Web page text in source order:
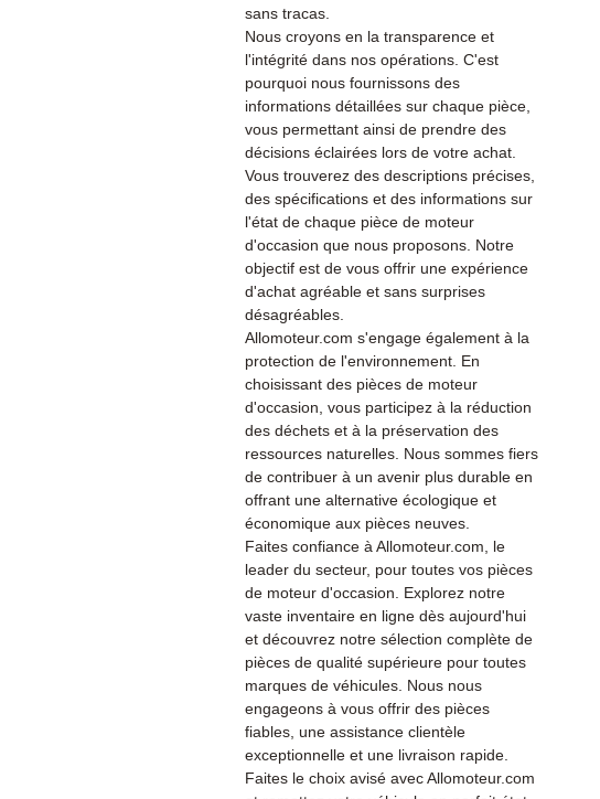
sans tracas.
Nous croyons en la transparence et
l'intégrité dans nos opérations. C'est
pourquoi nous fournissons des
informations détaillées sur chaque pièce,
vous permettant ainsi de prendre des
décisions éclairées lors de votre achat.
Vous trouverez des descriptions précises,
des spécifications et des informations sur
l'état de chaque pièce de moteur
d'occasion que nous proposons. Notre
objectif est de vous offrir une expérience
d'achat agréable et sans surprises
désagréables.
Allomoteur.com s'engage également à la
protection de l'environnement. En
choisissant des pièces de moteur
d'occasion, vous participez à la réduction
des déchets et à la préservation des
ressources naturelles. Nous sommes fiers
de contribuer à un avenir plus durable en
offrant une alternative écologique et
économique aux pièces neuves.
Faites confiance à Allomoteur.com, le
leader du secteur, pour toutes vos pièces
de moteur d'occasion. Explorez notre
vaste inventaire en ligne dès aujourd'hui
et découvrez notre sélection complète de
pièces de qualité supérieure pour toutes
marques de véhicules. Nous nous
engageons à vous offrir des pièces
fiables, une assistance clientèle
exceptionnelle et une livraison rapide.
Faites le choix avisé avec Allomoteur.com